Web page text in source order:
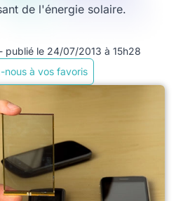
de l'énergie solaire.
- publié le 24/07/2013 à 15h28
nous à vos favoris